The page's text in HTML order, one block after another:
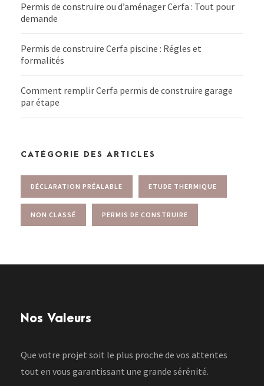
Permis de construire ou d’aménager Cerfa : Tout pour
demande
Permis de construire Cerfa piscine : Régles et
formalités
Comment remplir Cerfa permis de construire garage
par étape
CATÉGORIE DES ARTICLES
DÉCLARATION PRÉALABLE ETUDE THERMIQUE
NON CLASSÉ PERMIS DE CONSTRUIRE
Nos Valeurs
Que votre projet soit le plus proche de vos attentes
tout en vous garantissant une grande sérénité.